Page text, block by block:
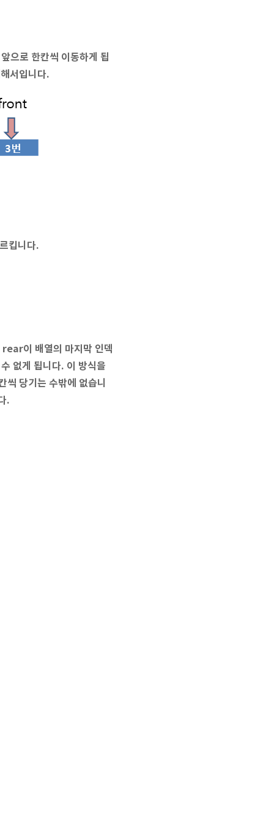
으로 한칸씩 이동하게 됩
서입니다.
킵니다.
이 배열의 마지막 인덱
없게 됩니다. 이 방식을
당기는 수밖에 없습니
.